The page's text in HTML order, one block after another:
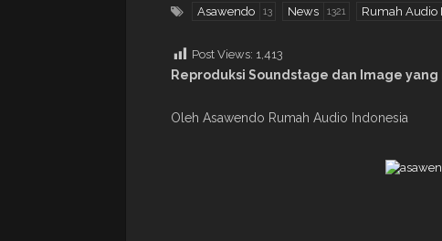
Asawendo 13 News 1321 Rumah Audio
Post Views: 1,413
Reproduksi Soundstage dan Image yang
Oleh Asawendo Rumah Audio Indonesia